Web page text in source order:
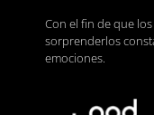
Con el fin de que
sorprenderlos
emociones.